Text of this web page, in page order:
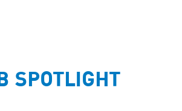
SPOTLIGHT